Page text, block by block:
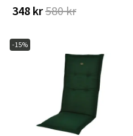
Sverige
Norge
348 kr580 kr
-15%